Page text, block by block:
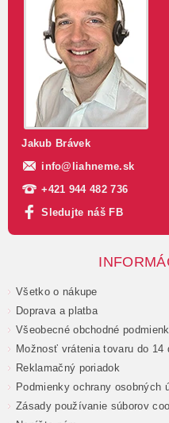
Jakub Brávek
info@ liahneme.sk
+421 944 482 736
Sledujte náš FB
Všetko o nákupe
Doprava a platba
Všeobecné obchodné
Možnosť vrátenia tovaru do 14
Reklamačný poriadok
Podmienky ochrany osobných
Zásady používanie súborov